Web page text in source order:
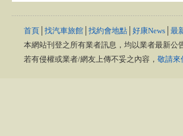
首頁 找汽車旅館 找約會地點 好康News 最
本網站刊登之所有業者訊息，均以業者最新
若有侵權或業者/網友上傳不妥之內容， 敬請來